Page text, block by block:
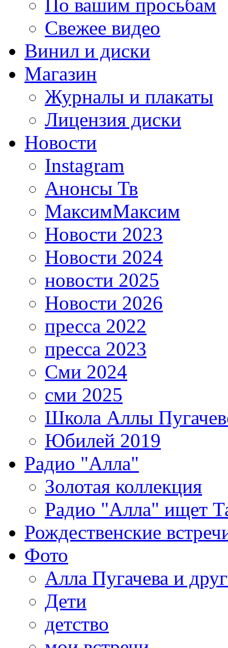
По вашим просьбам
Свежее видео
Винил и диски
Магазин
Журналы и плакаты
Лицензия диски
Новости
Instagram
Анонсы Тв
МаксимМаксим
Новости 2023
Новости 2024
новости 2025
Новости 2026
пресса 2022
пресса 2023
Сми 2024
сми 2025
Школа Аллы
Юбилей 2019
Радио "Алла"
Золотая коллекция
Радио "Алла" ищет
Рождественские
Фото
Алла Пугачева и
Дети
детство